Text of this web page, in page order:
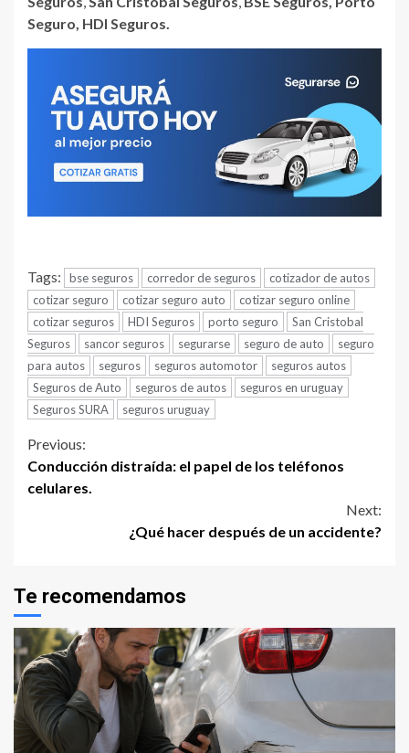
Seguro, HDI Seguros.
Tags: bse seguros corredor de seguros
cotizador de autos
cotizar seguro
cotizar seguro auto
cotizar seguro online
cotizar seguros
HDI Seguros porto seguro
San Cristobal
Seguros
sancor seguros segurarse seguro de auto
seguro
para autos
seguros seguros automotor
seguros autos
Seguros de Auto
seguros de autos
seguros en uruguay
Seguros SURA
seguros uruguay
Continue
Reading
Previous:
Conducción distraída: el papel de los teléfonos
celulares.
Next:
¿Qué hacer después de un accidente?
Te recomendamos